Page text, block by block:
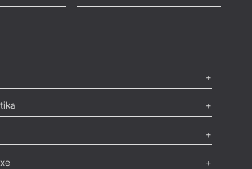
,Dokumenty
,Sloupek,Pozvánka,Literární soutěž,
Úvaha